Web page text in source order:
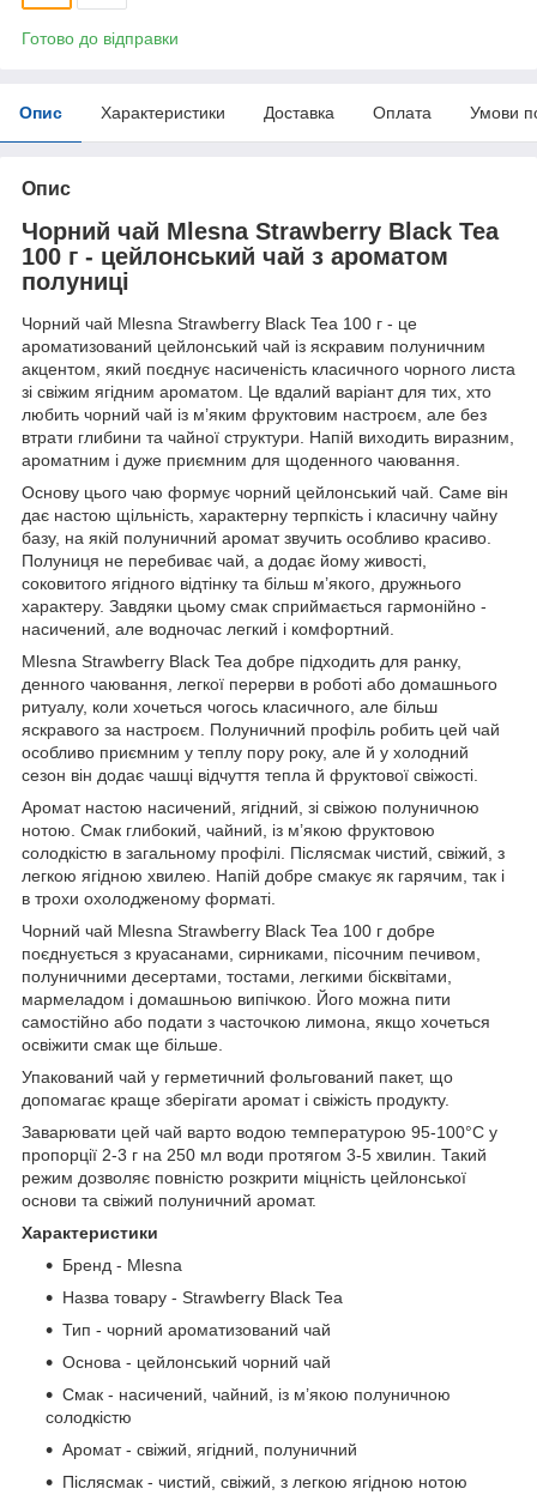
Готово до відправки
Опис Характеристики Доставка Оплата Умови
Опис
Чорний чай Mlesna Strawberry Black Tea
100 г - цейлонський чай з ароматом
полуниці
Чорний чай Mlesna Strawberry Black Tea 100 г - це
ароматизований цейлонський чай із яскравим полуничним
акцентом, який поєднує насиченість класичного чорного листа
зі свіжим ягідним ароматом. Це вдалий варіант для тих, хто
любить чорний чай із м’яким фруктовим настроєм, але без
втрати глибини та чайної структури. Напій виходить виразним,
ароматним і дуже приємним для щоденного чаювання.
Основу цього чаю формує чорний цейлонський чай. Саме він
дає настою щільність, характерну терпкість і класичну чайну
базу, на якій полуничний аромат звучить особливо красиво.
Полуниця не перебиває чай, а додає йому живості,
соковитого ягідного відтінку та більш м’якого, дружнього
характеру. Завдяки цьому смак сприймається гармонійно -
насичений, але водночас легкий і комфортний.
Mlesna Strawberry Black Tea добре підходить для ранку,
денного чаювання, легкої перерви в роботі або домашнього
ритуалу, коли хочеться чогось класичного, але більш
яскравого за настроєм. Полуничний профіль робить цей чай
особливо приємним у теплу пору року, але й у холодний
сезон він додає чашці відчуття тепла й фруктової свіжості.
Аромат настою насичений, ягідний, зі свіжою полуничною
нотою. Смак глибокий, чайний, із м’якою фруктовою
солодкістю в загальному профілі. Післясмак чистий, свіжий, з
легкою ягідною хвилею. Напій добре смакує як гарячим, так і
в трохи охолодженому форматі.
Чорний чай Mlesna Strawberry Black Tea 100 г добре
поєднується з круасанами, сирниками, пісочним печивом,
полуничними десертами, тостами, легкими бісквітами,
мармеладом і домашньою випічкою. Його можна пити
самостійно або подати з часточкою лимона, якщо хочеться
освіжити смак ще більше.
Упакований чай у герметичний фольгований пакет, що
допомагає краще зберігати аромат і свіжість продукту.
Заварювати цей чай варто водою температурою 95-100°C у
пропорції 2-3 г на 250 мл води протягом 3-5 хвилин. Такий
режим дозволяє повністю розкрити міцність цейлонської
основи та свіжий полуничний аромат.
Характеристики
Бренд - Mlesna
Назва товару - Strawberry Black Tea
Тип - чорний ароматизований чай
Основа - цейлонський чорний чай
Смак - насичений, чайний, із м’якою полуничною
солодкістю
Аромат - свіжий, ягідний, полуничний
Післясмак - чистий, свіжий, з легкою ягідною нотою